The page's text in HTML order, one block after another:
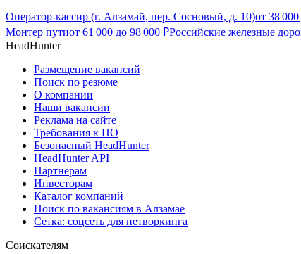
Оператор-кассир (г. Алзамай, пер. Сосновый, д. 10)от 38 000
Монтер путиот 61 000 до 98 000 ₽Российские железные
HeadHunter
Размещение вакансий
Поиск по резюме
О компании
Наши вакансии
Реклама на сайте
Требования к ПО
Безопасный HeadHunter
HeadHunter API
Партнерам
Инвесторам
Каталог компаний
Поиск по вакансиям в Алзамае
Сетка: соцсеть для нетворкинга
Соискателям